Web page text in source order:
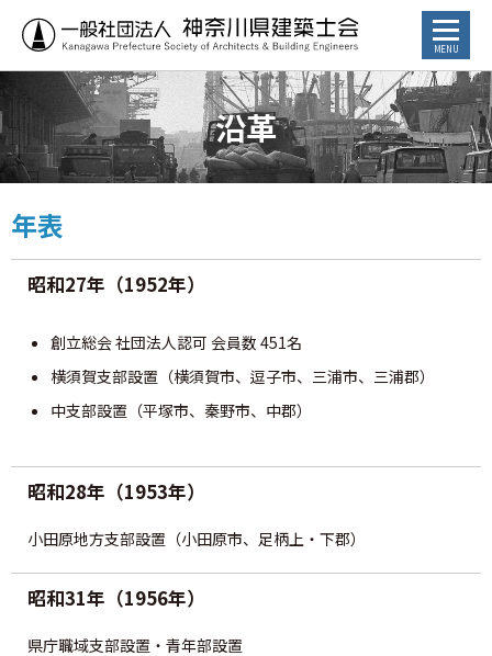
お知らせ
トピックス
⾏政からのお知らせ
カレンダー
資格試験情報
⼀級建築⼠試験について
ニ級・⽊造建築⼠試験について
沿革
年表
昭和27年（1952年）
創立総会 社団法人認可 会員数 451名
横須賀支部設置（横須賀市、逗子市、三浦市、三浦郡）
中支部設置（平塚市、秦野市、中郡）
昭和28年（1953年）
小田原地方支部設置（小田原市、足柄上・下郡）
昭和31年（1956年）
県庁職域支部設置・青年部設置